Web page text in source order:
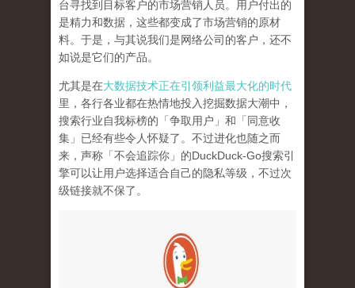
台寻找到目标客户的市场营销人员。用户付出的
是精力和数据，这些都变成了市场营销的原材
料。于是， 与其说我们是网络公司的客户，还不
如说是它们的产品。
尤其是在大数据技术正在引领利益最大化的时代
里，各行各业都在热情地投入挖掘数据大潮中，
搜索行业自我标榜的「争取用户」和「同意收
集」已经有些令人怀疑了。不过进化也随之而
来，声称「不会追踪你」的DuckDuck-Go搜索引
擎可以让用户选择适合自己的隐私等级，不过次
级链接就不保了。